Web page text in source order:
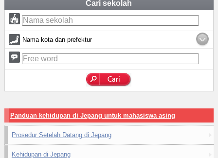
Cari sekolah
Nama kota dan prefektur
Panduan kehidupan di Jepang untuk mahasiswa asing
Prosedur Setelah Datang di Jepang
Kehidupan di Jepang